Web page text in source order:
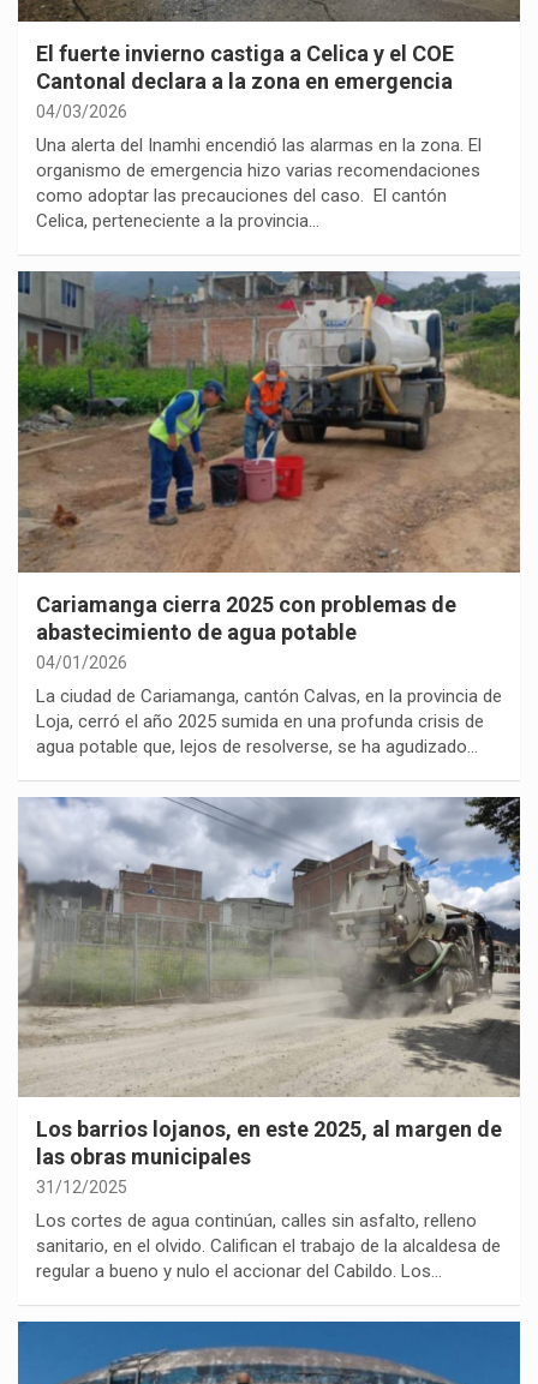
El fuerte invierno castiga a Celica y el COE
Cantonal declara a la zona en emergencia
04/03/2026
Una alerta del Inamhi encendió las alarmas en la zona. El
organismo de emergencia hizo varias recomendaciones
como adoptar las precauciones del caso. El cantón
Celica, perteneciente a la provincia…
Cariamanga cierra 2025 con problemas de
abastecimiento de agua potable
04/01/2026
La ciudad de Cariamanga, cantón Calvas, en la provincia de
Loja, cerró el año 2025 sumida en una profunda crisis de
agua potable que, lejos de resolverse, se ha agudizado…
Los barrios lojanos, en este 2025, al margen de
las obras municipales
31/12/2025
Los cortes de agua continúan, calles sin asfalto, relleno
sanitario, en el olvido. Califican el trabajo de la alcaldesa de
regular a bueno y nulo el accionar del Cabildo. Los…